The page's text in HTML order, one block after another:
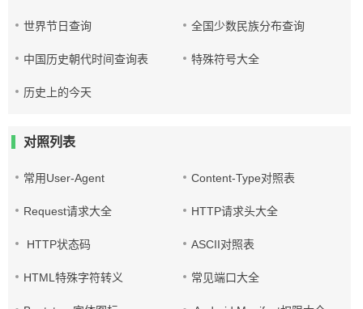
世界节日查询 全国少数民族分布查询
中国历史朝代时间查询表 特殊符号大全
历史上的今天
对照列表
常用User-Agent Content-Type对照表
Request请求大全 HTTP请求头大全
HTTP状态码 ASCII对照表
HTML特殊字符转义 常见端口大全